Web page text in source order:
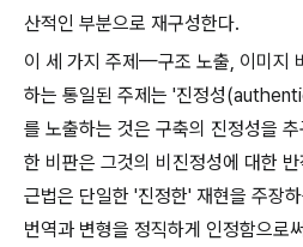
산적인 부분으로 재구성한다.
이 세 가지 주제—구조 노출, 이미지
하는 통일된 주제는 '진정성
를 노출하는 것은 구축의 진정성을
한 비판은 그것의 비진정성에 대한
근법은 단일한 '진정한' 재현을 주장
번역과 변형을 정직하게 인정함으로써